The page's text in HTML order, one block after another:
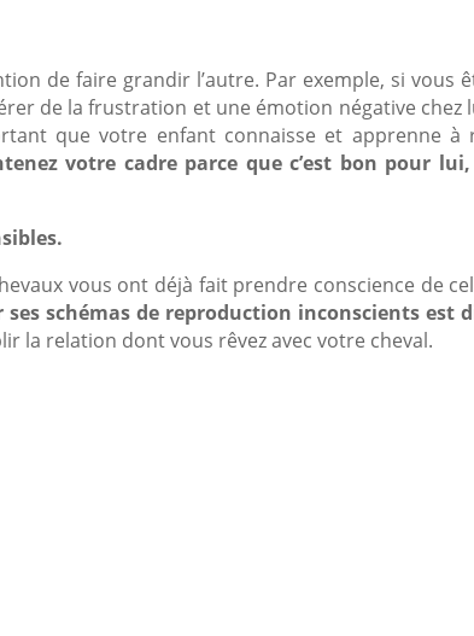
de faire grandir l’autre. Par exemple, si vous
de la frustration et une émotion négative chez
que votre enfant connaisse et apprenne à
votre cadre parce que c’est bon pour
vous ont déjà fait prendre conscience de
ses schémas de reproduction inconscients est
la relation dont vous rêvez avec votre cheval.